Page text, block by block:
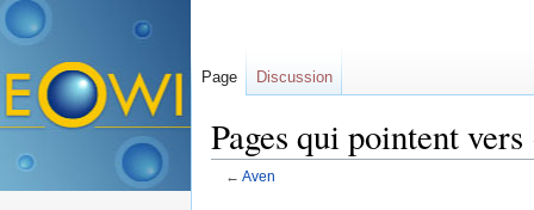
Pages qui pointent
← Aven
Page Discussion